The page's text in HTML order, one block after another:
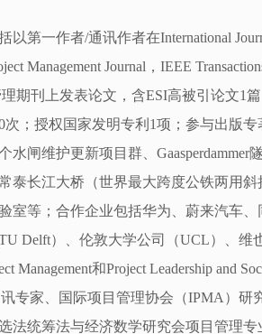
第一作者/通讯作者在International
Management Journal，IEEE
期刊上发表论文，含ESI高被引论文1
次；授权国家发明专利1项；参与出版
水闸维护更新项目群、Gaasperdammer
泰长江大桥（世界最大跨度公铁两用
室等；合作企业包括华为、蔚来汽车
Delft）、伦敦大学公司（UCL）、维
Management和Project Leadership and
讯专家、国际项目管理协会（IPMA）
法统筹法与经济数学研究会项目管理专